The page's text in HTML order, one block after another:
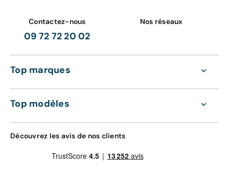
Contactez-nous
09 72 72 20 02
Nos réseaux
Top marques
Top modèles
Découvrez les avis de nos clients